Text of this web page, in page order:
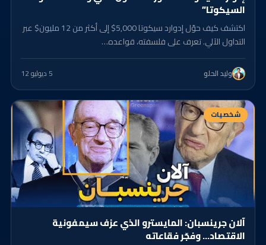
السيكوتا”
اكتشف كيف حوّل إدوارد سيكوتا 5,000$ إلى أكثر من 12 مليون$ عبر
التداول الآلي. تعرف على فلسفته، قواعده…
وليد الحلو 5 د يوليو 12
شخصيات
آلان جرينسبان: المايسترو الذي عزف سيمفونية
الاقتصاد… وفجّر فقاعاته